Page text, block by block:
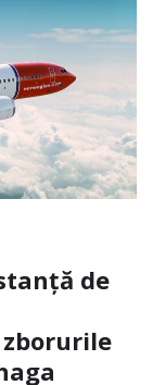
de